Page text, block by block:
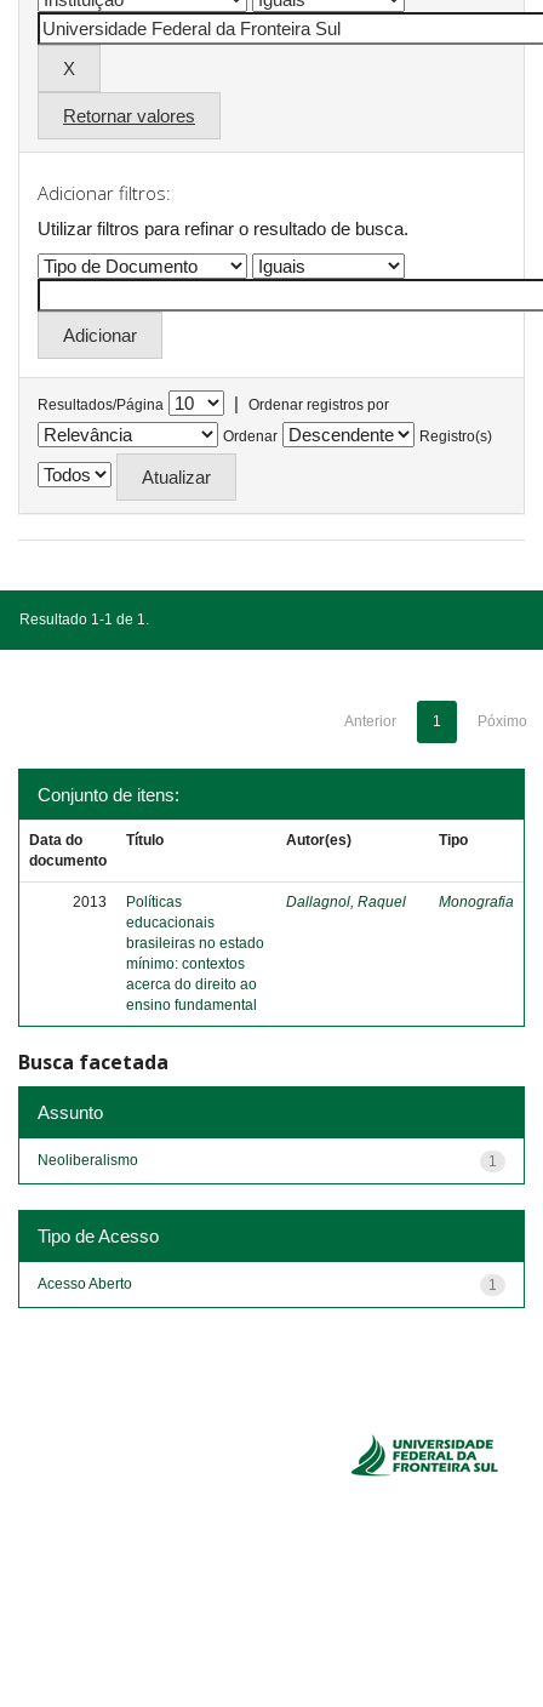
Retornar valores
Adicionar filtros:
Utilizar filtros para refinar o resultado de busca.
Resultados/Página |
Ordenar registros por
Ordenar
Registro(s)
Resultado 1-1 de 1.
Anterior 1 Póximo
Conjunto de itens:
Data do
documento
Título Autor(es) Tipo
2013
Políticas
educacionais
brasileiras no estado
mínimo: contextos
acerca do direito ao
ensino fundamental
Dallagnol, Raquel Monografia
Busca facetada
Assunto
1
Neoliberalismo
Tipo de Acesso
1
Acesso Aberto